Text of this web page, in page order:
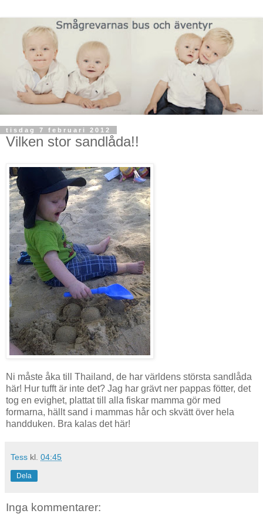
tisdag 7 februari 2012
Vilken stor sandlåda!!
Ni måste åka till Thailand, de har världens största sandlåda
här! Hur tufft är inte det? Jag har grävt ner pappas fötter, det
tog en evighet, plattat till alla fiskar mamma gör med
formarna, hällt sand i mammas hår och skvätt över hela
handduken. Bra kalas det här!
Tess kl. 04:45
Dela
Inga kommentarer: